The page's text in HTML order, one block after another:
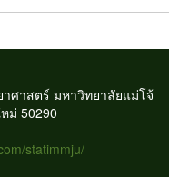
ศาสตร์ มหาวิทยาลัยแม่โจ้
ม่ 50290
statimmju/